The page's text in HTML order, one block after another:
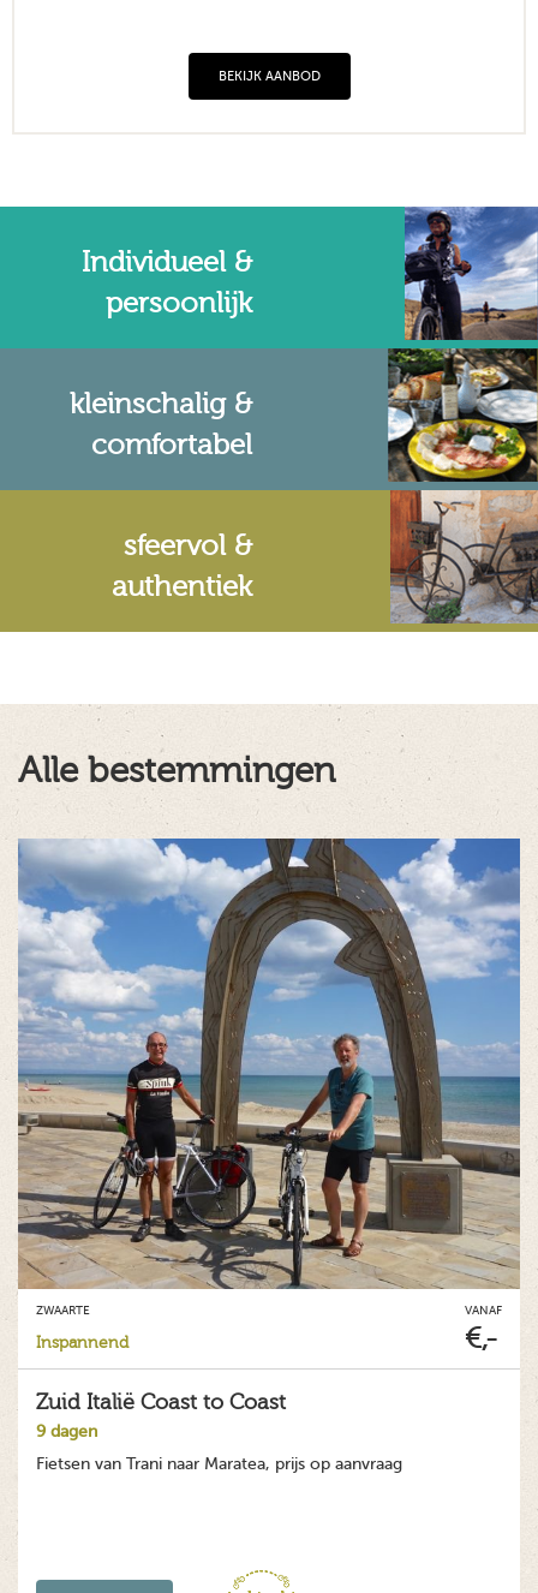
BEKIJK AANBOD
Individueel &
persoonlijk
kleinschalig &
comfortabel
sfeervol &
authentiek
Alle bestemmingen
ZWAARTE
Inspannend
VANAF
€,-
Zuid Italië Coast to Coast
9 dagen
Fietsen van Trani naar Maratea, prijs op aanvraag